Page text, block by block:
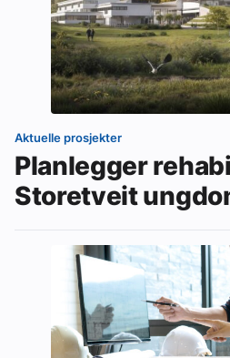
Aktuelle prosjekter
Planlegger
Storetveit